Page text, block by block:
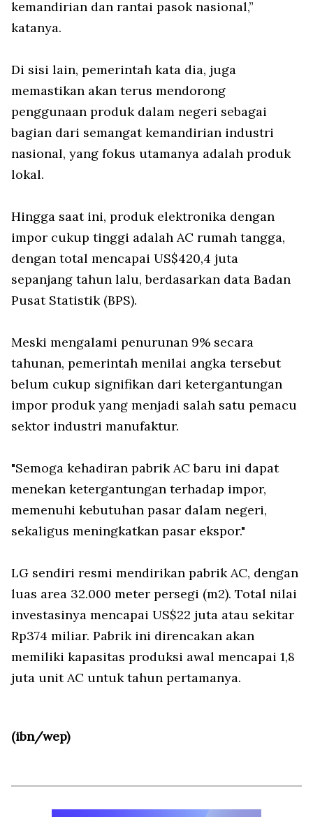
kemandirian dan rantai pasok nasional,”
katanya.
Di sisi lain, pemerintah kata dia, juga
memastikan akan terus mendorong
penggunaan produk dalam negeri sebagai
bagian dari semangat kemandirian industri
nasional, yang fokus utamanya adalah produk
lokal.
Hingga saat ini, produk elektronika dengan
impor cukup tinggi adalah AC rumah tangga,
dengan total mencapai US$420,4 juta
sepanjang tahun lalu, berdasarkan data Badan
Pusat Statistik (BPS).
Meski mengalami penurunan 9% secara
tahunan, pemerintah menilai angka tersebut
belum cukup signifikan dari ketergantungan
impor produk yang menjadi salah satu pemacu
sektor industri manufaktur.
"Semoga kehadiran pabrik AC baru ini dapat
menekan ketergantungan terhadap impor,
memenuhi kebutuhan pasar dalam negeri,
sekaligus meningkatkan pasar ekspor."
LG sendiri resmi mendirikan pabrik AC, dengan
luas area 32.000 meter persegi (m2). Total nilai
investasinya mencapai US$22 juta atau sekitar
Rp374 miliar. Pabrik ini direncakan akan
memiliki kapasitas produksi awal mencapai 1,8
juta unit AC untuk tahun pertamanya.
(ibn/wep)